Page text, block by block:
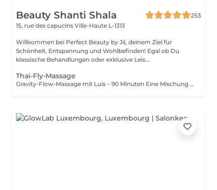
Beauty Shanti Shala
253
15, rue des capucins Ville-Haute L-1313
Willkommen bei Perfect Beauty by Jil, deinem Ziel für
Schönheit, Entspannung und Wohlbefinden! Egal ob Du
klassische Behandlungen oder exklusive Leis...
Thai-Fly-Massage
Gravity-Flow-Massage mit Luis – 90 Minuten Eine Mischung aus Thai-Massage auf dem Boden und „Fly & Stretch“ auf den Füßen. 1. Teil: Du liegst auf dem Boden und genießt eine klassische Thai-Yoga-Massage. 2. Teil: Du „fliegst“: Luis wird dich auf seinen Füßen schwingen, dehnen und massieren, während du dich einfach fallen lässt und entspannst. Lass die Schwerkraft ihre Arbeit tun und lockere alle deine Muskeln. Du musst nur Vertrauen haben – Luis kann bis zu 120 kg tragen. Dauer: 90 Minuten Kleidung: Bitte trage bequeme Kleidung wie Leggings + T-Shirt oder eine Jogginghose. Hinweis für Frauen: Bitte trage ein T-Shirt ohne Ausschnitt. Wenn du dir das nicht vorstellen kannst: Schau dir die Videos auf Instagram an: @BeautyShantiShala_Luxembourg